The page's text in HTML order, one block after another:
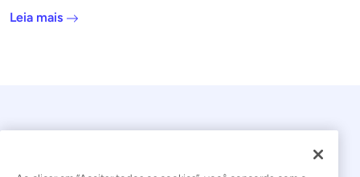
Leia mais